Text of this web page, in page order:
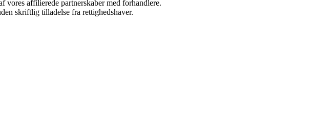
vores affilierede partnerskaber med forhandlere.
skriftlig tilladelse fra rettighedshaver.